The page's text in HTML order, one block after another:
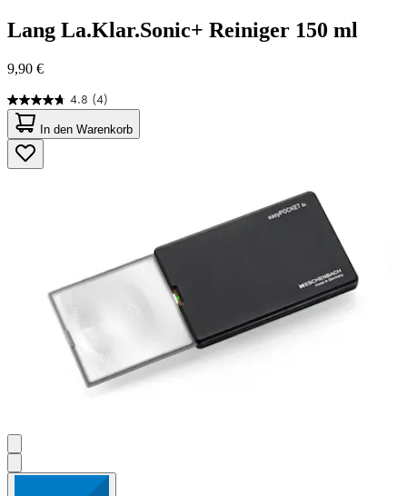
Lang La.Klar.Sonic+ Reiniger 150 ml
9,90 €
4.8 (4)
4.8
von
5
Sternen.
4
In den Warenkorb